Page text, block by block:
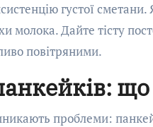
густої
молока. Дайте тісту
повітряними.
проблеми: